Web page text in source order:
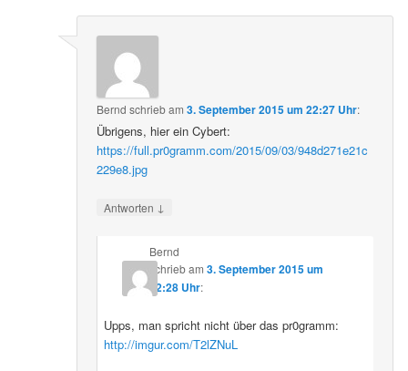
Bernd schriebam3. September 2015 um 22:27 Uhr:
Übrigens, hier ein Cybert:
https://full.pr0gramm.com/2015/09/03/948d271e21c
229e8.jpg
Antworten ↓
Bernd
schriebam 3. September 2015 um
22:28 Uhr:
Upps, man spricht nicht über das pr0gramm:
http://imgur.com/T2lZNuL